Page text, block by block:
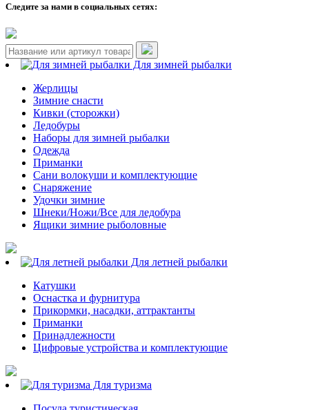
Следите за нами в социальных сетях:
Для зимней рыбалки
Жерлицы
Зимние снасти
Кивки (сторожки)
Ледобуры
Наборы для зимней рыбалки
Одежда
Приманки
Сани волокуши и комплектующие
Снаряжение
Удочки зимние
Шнеки/Ножи/Все для ледобура
Ящики зимние рыболовные
Для летней рыбалки
Катушки
Оснастка и фурнитура
Прикормки, насадки, аттрактанты
Приманки
Принадлежности
Цифровые устройства и комплектующие
Для туризма